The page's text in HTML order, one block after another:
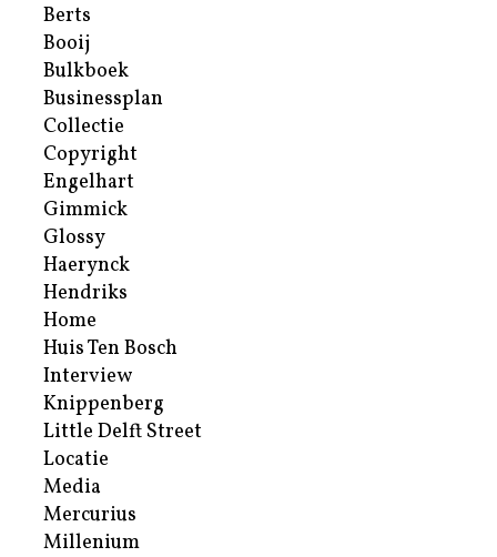
Berts
Booij
Bulkboek
Businessplan
Collectie
Copyright
Engelhart
Gimmick
Glossy
Haerynck
Hendriks
Home
Huis Ten Bosch
Interview
Knippenberg
Little Delft Street
Locatie
Media
Mercurius
Millenium